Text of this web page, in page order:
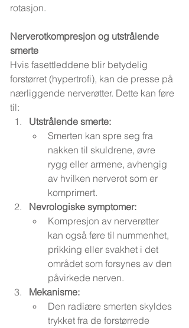
rotasjon.
Nerverotkompresjon og utstrålende
smerte
Hvis fasettleddene blir betydelig
forstørret (hypertrofi), kan de presse på
nærliggende nerverøtter. Dette kan føre
til:
Utstrålende smerte:
Smerten kan spre seg fra
nakken til skuldrene, øvre
rygg eller armene, avhengig
av hvilken nerverot som er
komprimert.
Nevrologiske symptomer:
Kompresjon av nerverøtter
kan også føre til nummenhet,
prikking eller svakhet i det
området som forsynes av den
påvirkede nerven.
Mekanisme:
Den radiære smerten skyldes
trykket fra de forstørrede